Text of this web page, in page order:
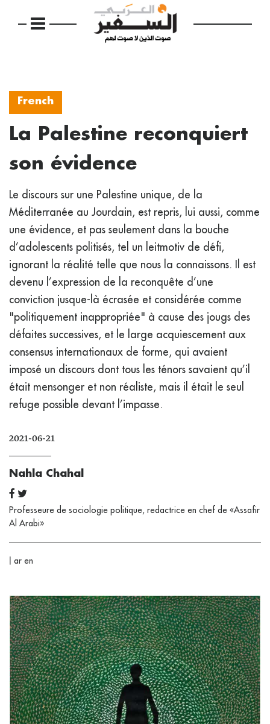
French
La Palestine reconquiert
son évidence
Le discours sur une Palestine unique, de la
Méditerranée au Jourdain, est repris, lui aussi, comme
une évidence, et pas seulement dans la bouche
d’adolescents politisés, tel un leitmotiv de défi,
ignorant la réalité telle que nous la connaissons. Il est
devenu l’expression de la reconquête d’une
conviction jusque-là écrasée et considérée comme
"politiquement inappropriée" à cause des jougs des
défaites successives, et le large acquiescement aux
consensus internationaux de forme, qui avaient
imposé un discours dont tous les ténors savaient qu’il
était mensonger et non réaliste, mais il était le seul
refuge possible devant l’impasse.
2021-06-21
Nahla Chahal
Professeure de sociologie politique, redactrice en chef de «Assafir
Al Arabi»
| ar en